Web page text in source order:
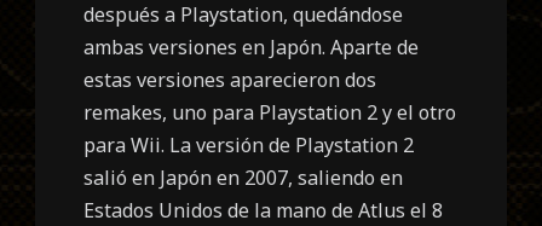
después a Playstation, quedándose
ambas versiones en Japón. Aparte de
estas versiones aparecieron dos
remakes, uno para Playstation 2 y el otro
para Wii. La versión de Playstation 2
salió en Japón en 2007, saliendo en
Estados Unidos de la mano de Atlus el 8